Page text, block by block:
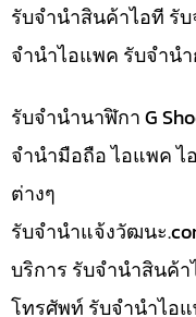
รับจำนำสินค้าไอที รั
จำนำไอแพค รับจำน
รับจำนำนาฬิกา G
จำนำมือถือ ไอแพค
ต่างๆ
รับจํานําแจ้งวัฒนะ
บริการ รับจำนำสินค้
โทรศัพท์ รับจำนำไอ